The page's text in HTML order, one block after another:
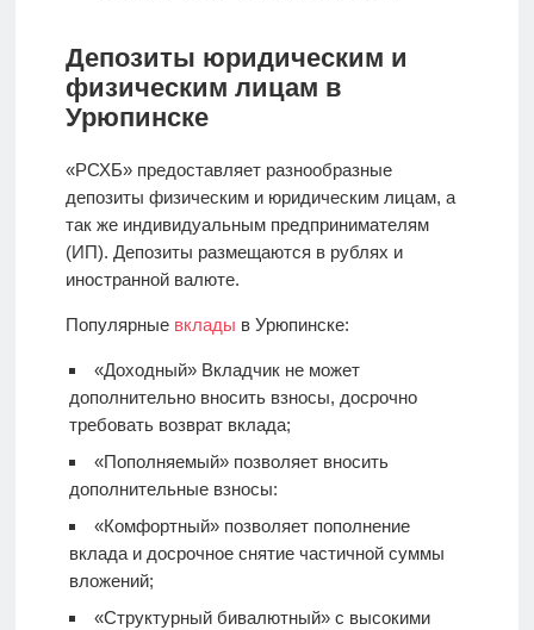
Депозиты юридическим и
физическим лицам в
Урюпинске
«РСХБ» предоставляет разнообразные
депозиты физическим и юридическим лицам, а
так же индивидуальным предпринимателям
(ИП). Депозиты размещаются в рублях и
иностранной валюте.
Популярные вклады в Урюпинске:
«Доходный» Вкладчик не может
дополнительно вносить взносы, досрочно
требовать возврат вклада;
«Пополняемый» позволяет вносить
дополнительные взносы:
«Комфортный» позволяет пополнение
вклада и досрочное снятие частичной суммы
вложений;
«Структурный бивалютный» с высокими